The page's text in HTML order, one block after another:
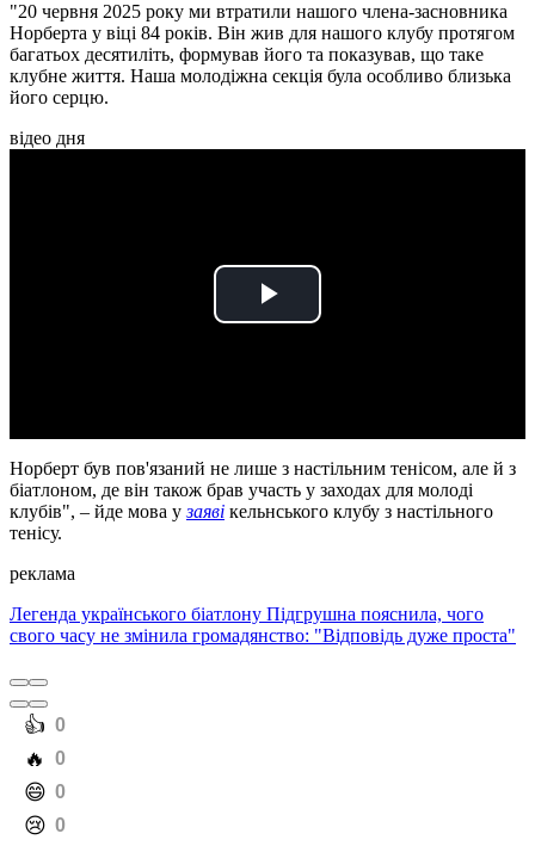
"20 червня 2025 року ми втратили нашого члена-засновника
Норберта у віці 84 років. Він жив для нашого клубу протягом
багатьох десятиліть, формував його та показував, що таке
клубне життя. Наша молодіжна секція була особливо близька
його серцю.
відео дня
Play
Норберт був пов'язаний не лише з настільним тенісом, але й з
біатлоном, де він також брав участь у заходах для молоді
клубів", – йде мова узаяві кельнського клубу з настільного
тенісу.
реклама
Легенда українського біатлону Підгрушна пояснила, чого
свого часу не змінила громадянство: "Відповідь дуже проста"
️👍 0
️🔥 0
️😄 0
️😢 0